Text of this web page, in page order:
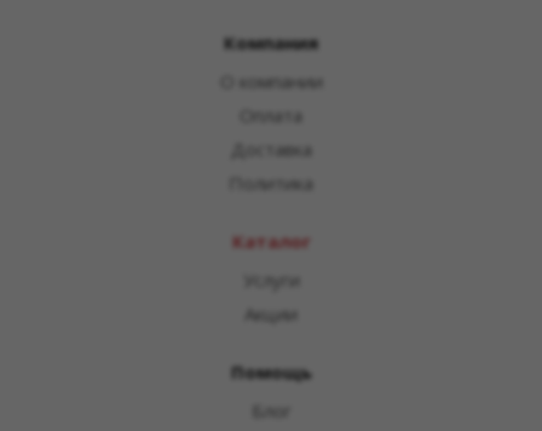
Компания
О компании
Оплата
Доставка
Политика
Каталог
Услуги
Акции
Помощь
Блог